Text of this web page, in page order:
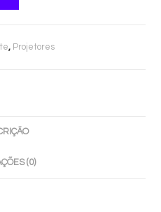
, Projetores
(0)